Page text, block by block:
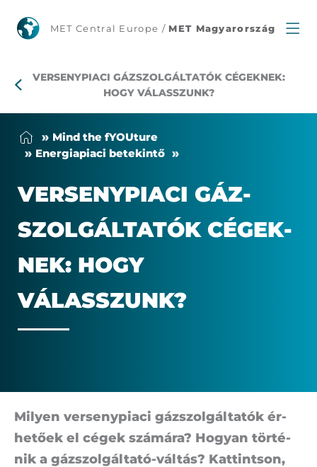
Versenypiaci
cégeknek:
válasszunk?
MET Central Europe / MET Magyarország
VERSENYPIACI GÁZSZOLGÁLTATÓK CÉGEKNEK:
HOGY VÁLASSZUNK?
Mind the fYOU­tu­re
Ener­gia­pi­a­ci be­te­kin­tő
VER­SENY­PI­A­CI GÁZ­
SZOL­GÁL­TA­TÓK CÉ­GEK­
NEK: HOGY
VÁLASSZUNK?
Mi­lyen ver­seny­pi­a­ci gáz­szol­gál­ta­tók ér­
he­tő­ek el cé­gek szá­má­ra? Ho­gyan tör­té­
nik a gáz­szol­gál­tató-vál­tás? Kat­tint­son,